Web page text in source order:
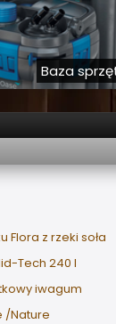
Baza sprzętu
Flora z rzeki soła
Tech 240 l
iwagum
/Nature